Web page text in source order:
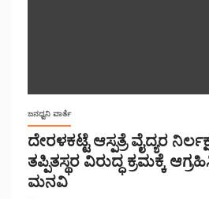
ಜನಧ್ವನಿ ವಾರ್ತೆ
ದೇರಳಕಟ್ಟೆ ಆಸ್ಪತ್ರೆ ವೈದ್ಯರ
ತಪ್ಪಿತಸ್ಥರ ವಿರುದ್ಧ ಕ್ರಮಕ್ಕೆ
ಮನವಿ